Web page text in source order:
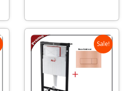
Sale!